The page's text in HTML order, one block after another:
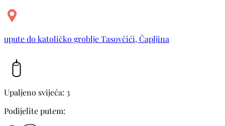
upute do katoličko groblje Tasovčići, Čapljina
Upaljeno svijeća: 3
Podijelite putem: